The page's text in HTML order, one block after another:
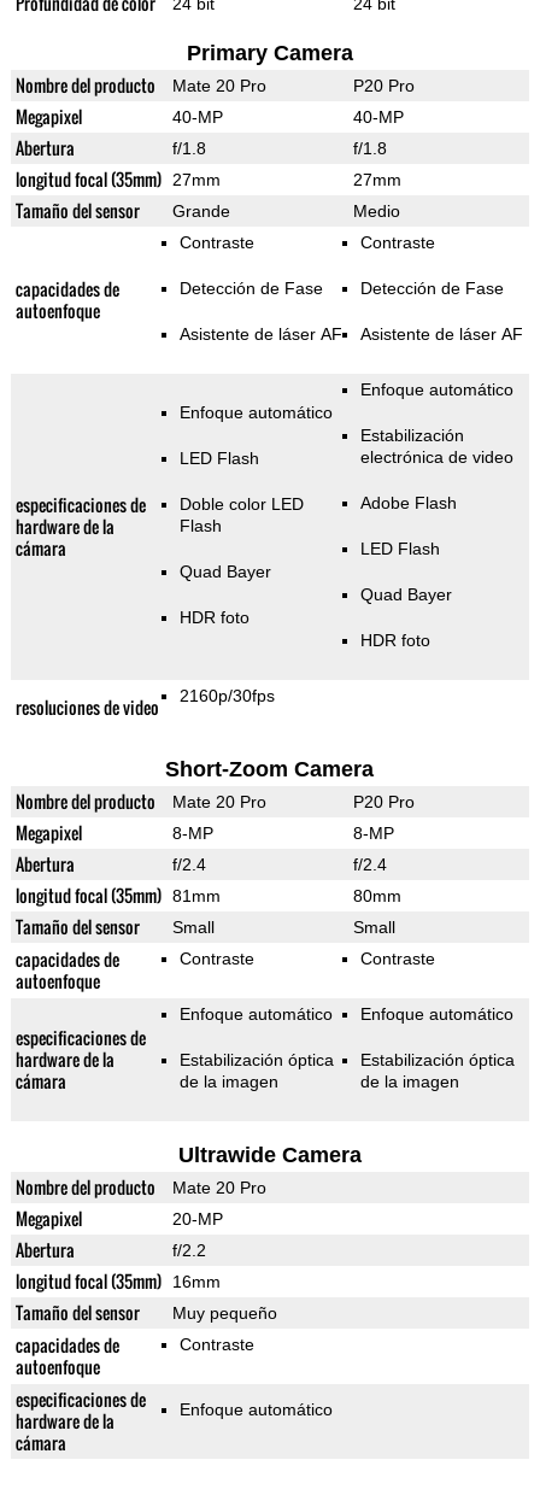
Primary Camera
Nombre del producto Mate 20 Pro P20 Pro
Megapixel 40-MP 40-MP
Abertura f/1.8 f/1.8
longitud focal (35mm) 27mm 27mm
Tamaño del sensor Grande Medio
capacidades de
autoenfoque
Contraste
Detección de Fase
Asistente de láser AF
Contraste
Detección de Fase
Asistente de láser AF
especificaciones de
hardware de la
cámara
Enfoque automático
LED Flash
Doble color LED
Flash
Quad Bayer
HDR foto
Enfoque automático
Estabilización
electrónica de video
Adobe Flash
LED Flash
Quad Bayer
HDR foto
resoluciones de video 2160p/30fps
Short-Zoom Camera
Nombre del producto Mate 20 Pro P20 Pro
Megapixel 8-MP 8-MP
Abertura f/2.4 f/2.4
longitud focal (35mm) 81mm 80mm
Tamaño del sensor Small Small
capacidades de
autoenfoque
Contraste Contraste
especificaciones de
hardware de la
cámara
Enfoque automático
Estabilización óptica
de la imagen
Enfoque automático
Estabilización óptica
de la imagen
Ultrawide Camera
Nombre del producto Mate 20 Pro
Megapixel 20-MP
Abertura f/2.2
longitud focal (35mm) 16mm
Tamaño del sensor Muy pequeño
capacidades de
autoenfoque
Contraste
especificaciones de
hardware de la
cámara
Enfoque automático